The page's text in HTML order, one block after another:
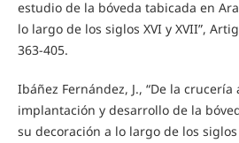
estudio de la bóveda tabicada en
lo largo de los siglos XVI y XVII”,
363-405.
Ibáñez Fernández, J., “De la
implantación y desarrollo de la
su decoración a lo largo de los siglos